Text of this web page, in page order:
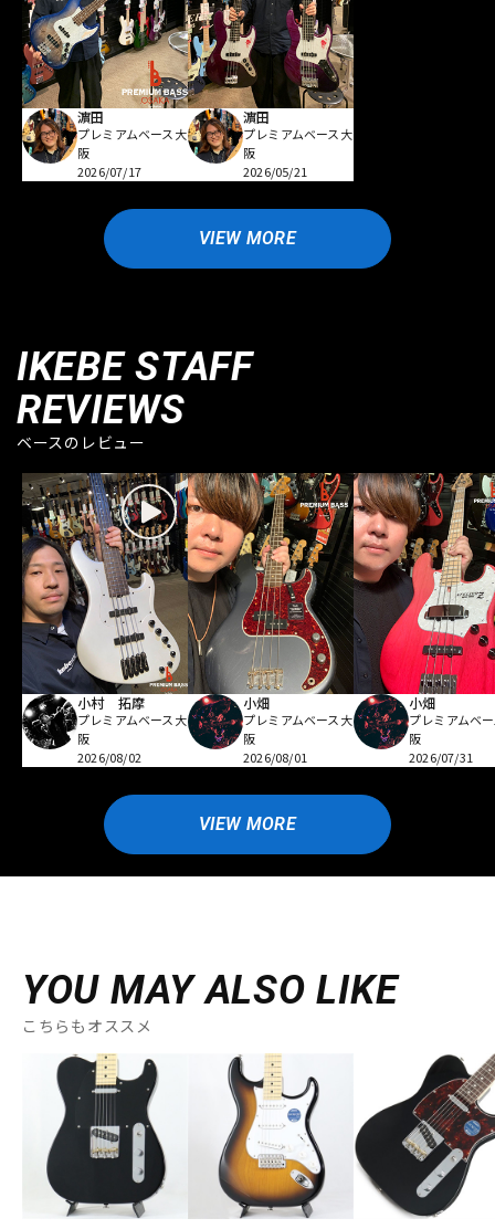
濵田
プレミアムベース大
阪
2026/07/17
濵田
プレミアムベース大
阪
2026/05/21
VIEW MORE
IKEBE STAFF
REVIEWS
ベースのレビュー
小村 拓摩
プレミアムベース大
阪
2026/08/02
小畑
プレミアムベース大
阪
2026/08/01
小畑
プレミアムベ
阪
2026/07/31
VIEW MORE
YOU MAY ALSO LIKE
こちらもオススメ